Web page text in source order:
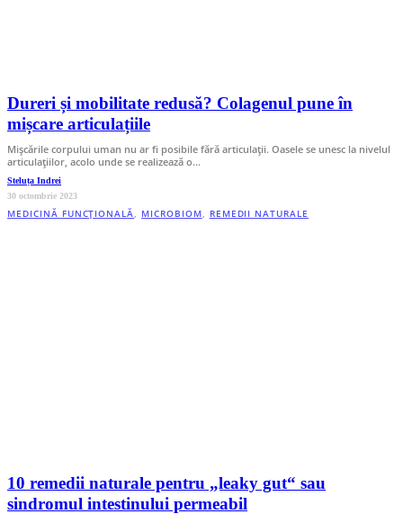
Dureri și mobilitate redusă? Colagenul pune în
mișcare articulațiile
Mișcările corpului uman nu ar fi posibile fără articulații. Oasele se unesc la nivelul
articulațiilor, acolo unde se realizează o…
Steluța Indrei
30 octombrie 2023
MEDICINĂ FUNCȚIONALĂ MICROBIOM REMEDII NATURALE
10 remedii naturale pentru „leaky gut“ sau
sindromul intestinului permeabil